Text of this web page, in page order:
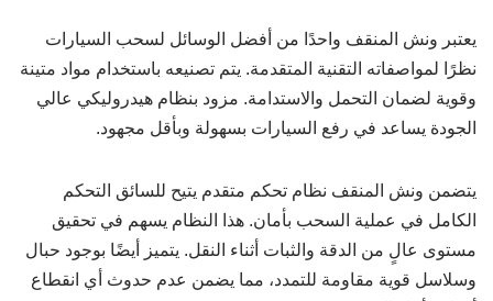
يعتبر ونش المنقف واحدًا من أفضل الوسائل لسحب السيارات
نظرًا لمواصفاته التقنية المتقدمة. يتم تصنيعه باستخدام مواد متينة
وقوية لضمان التحمل والاستدامة. مزود بنظام هيدروليكي عالي
الجودة يساعد في رفع السيارات بسهولة وبأقل مجهود.
يتضمن ونش المنقف نظام تحكم متقدم يتيح للسائق التحكم
الكامل في عملية السحب بأمان. هذا النظام يسهم في تحقيق
مستوى عالٍ من الدقة والثبات أثناء النقل. يتميز أيضًا بوجود حبال
وسلاسل قوية مقاومة للتمدد، مما يضمن عدم حدوث أي انقطاع